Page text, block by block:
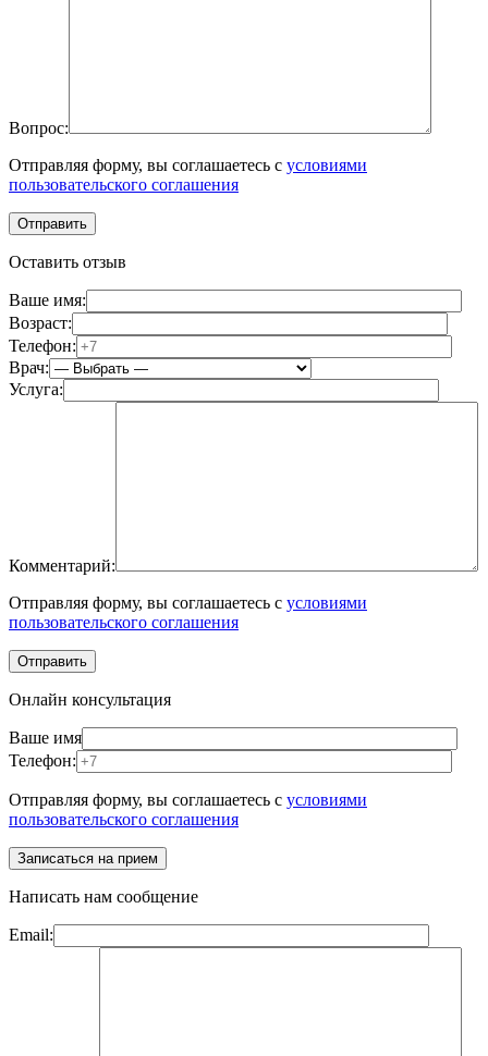
Вопрос:
Отправляя форму, вы соглашаетесь с условиями
пользовательского соглашения
Оставить отзыв
Ваше имя:
Возраст:
Телефон:
Врач:
Услуга:
Комментарий:
Отправляя форму, вы соглашаетесь с условиями
пользовательского соглашения
Онлайн консультация
Ваше имя
Телефон:
Отправляя форму, вы соглашаетесь с условиями
пользовательского соглашения
Написать нам сообщение
Email: